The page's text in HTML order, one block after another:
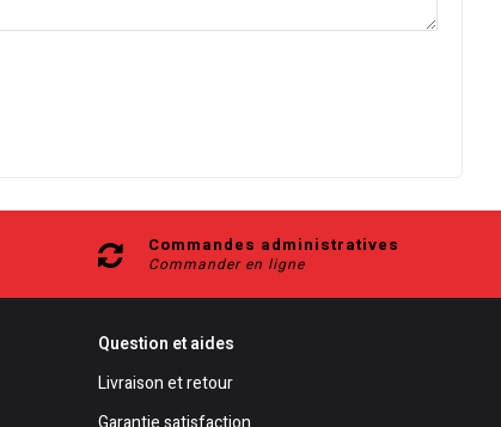
Commandes administratives
Commander en ligne
Question et aides
Livraison et retour